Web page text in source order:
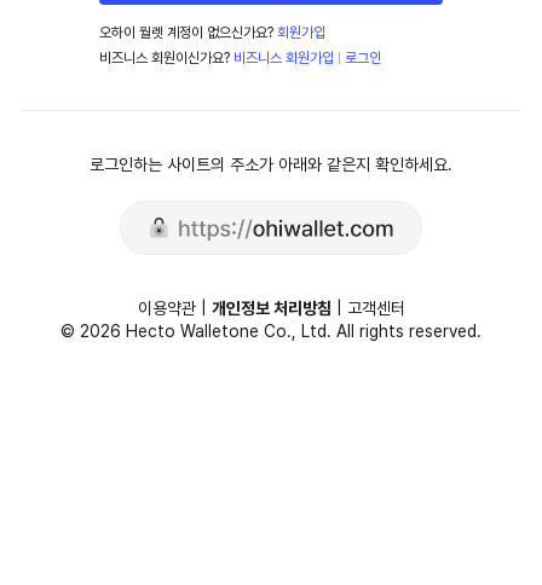
오하이 월렛 계정이 없으신가요? 회원가입
비즈니스 회원이신가요? 비즈니스 회원가입 로그인
로그인하는 사이트의 주소가 아래와 같은지 확인하세요.
이용약관| 개인정보 처리방침
고객센터
© 2026 Hecto Walletone Co., Ltd. All rights reserved.